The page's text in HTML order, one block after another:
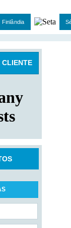
Finlândia
CLIENTE